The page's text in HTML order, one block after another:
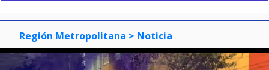
Región Metropolitana > Noticia